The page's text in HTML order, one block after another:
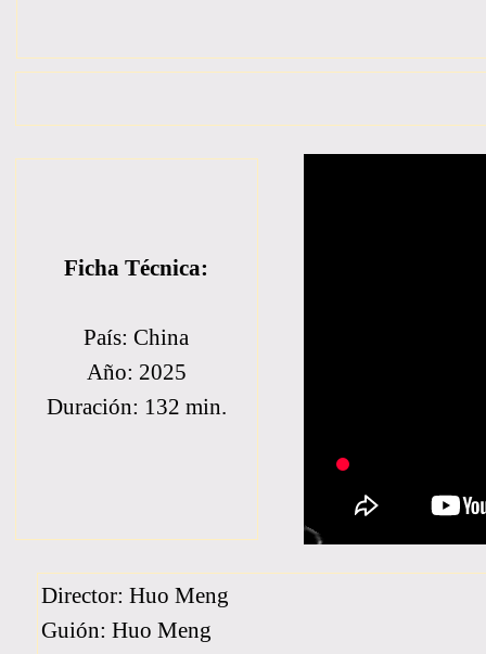
Ficha Técnica:
País: China
Año: 2025
Duración: 132 min.
Director: Huo Meng
Guión: Huo Meng